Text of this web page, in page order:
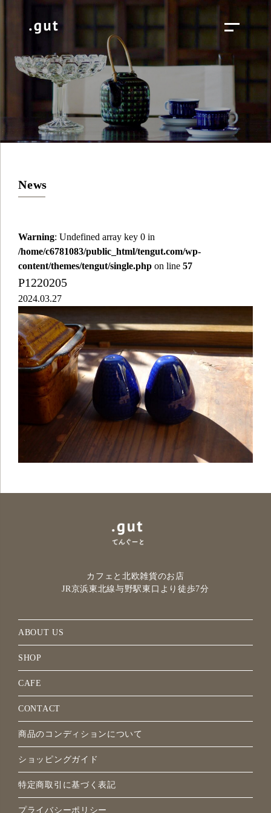
News
Warning: Undefined array key 0 in
/home/c6781083/public_html/tengut.com/wp-
content/themes/tengut/single.php on line 57
P1220205
2024.03.27
カフェと北欧雑貨のお店
JR京浜東北線与野駅東口より徒歩7分
ABOUT US
SHOP
CAFE
CONTACT
商品のコンディションについて
ショッピングガイド
特定商取引に基づく表記
プライバシーポリシー